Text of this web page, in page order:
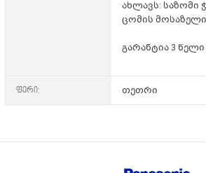
ახლავს: საზომი
ცომის
გარანტია 3 წელი
ფერი: თეთრი